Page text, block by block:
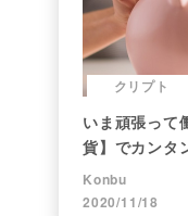
クリプト
いま頑張って
貨】でカンタ
い方初心者編～
Konbu
2020/11/18